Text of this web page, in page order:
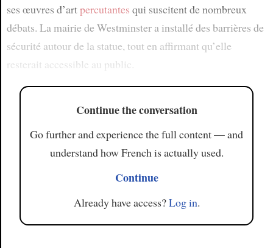
ses œuvres d’artpercutantes qui suscitent de nombreux
débats. La mairie de Westminster a installé des barrières de
sécurité autour de la statue, tout en affirmant qu’elle
resterait accessible au public.
Continue the conversation
Go further and experience the full content — and
understand how French is actually used.
Continue
Already have access?Log in.